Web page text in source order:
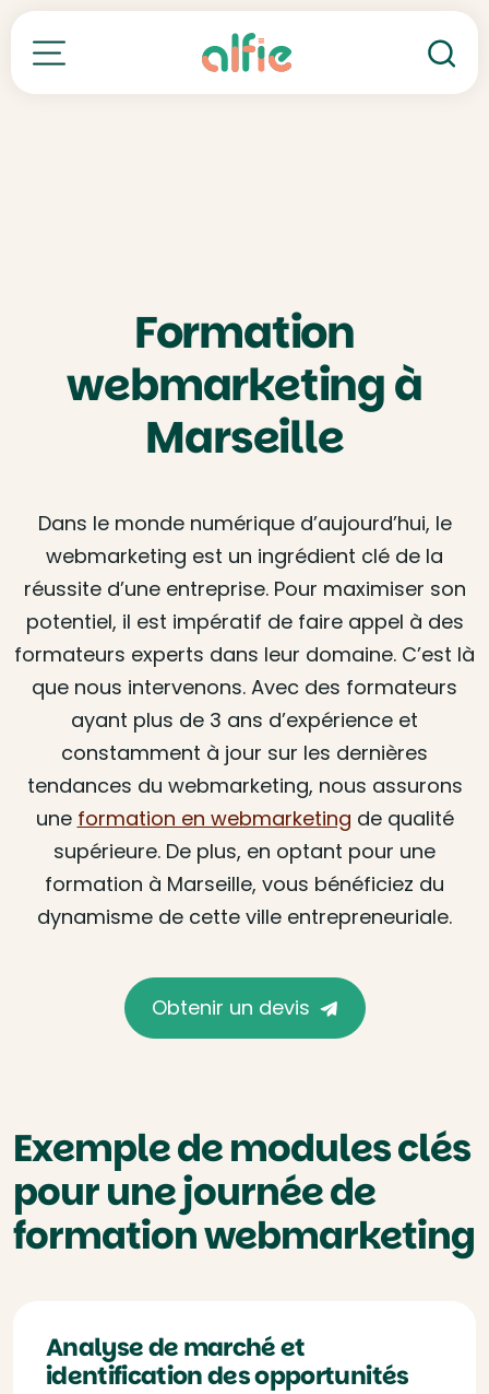
Toutes nos formations
Formation
webmarketing à
Marseille
Dans le monde numérique d’aujourd’hui, le
webmarketing est un ingrédient clé de la
réussite d’une entreprise. Pour maximiser son
potentiel, il est impératif de faire appel à des
formateurs experts dans leur domaine. C’est là
que nous intervenons. Avec des formateurs
ayant plus de 3 ans d’expérience et
constamment à jour sur les dernières
tendances du webmarketing, nous assurons
une formation en webmarketing de qualité
supérieure. De plus, en optant pour une
formation à Marseille, vous bénéficiez du
dynamisme de cette ville entrepreneuriale.
Obtenir un devis
Exemple de modules clés
pour une journée de
formation webmarketing
Analyse de marché et
identification des opportunités